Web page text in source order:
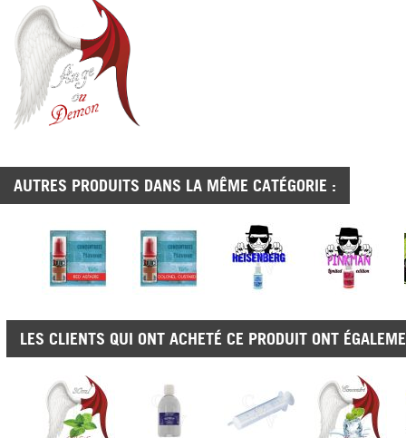
AUTRES PRODUITS DANS LA MÊME CATÉGORIE :
LES CLIENTS QUI ONT ACHETÉ CE PRODUIT ONT